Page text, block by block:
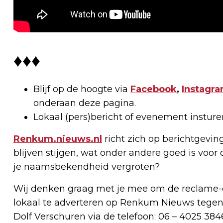
♦♦♦
Blijf op de hoogte via Facebook,
onderaan deze pagina.
Lokaal (pers)bericht of evenement
Renkum.nieuws.nl richt zich op
blijven stijgen, wat onder andere goed is
je naamsbekendheid vergroten?
Wij denken graag met je mee om de
lokaal te adverteren op Renkum Nieuws
Dolf Verschuren via de telefoon: 06 – 4025